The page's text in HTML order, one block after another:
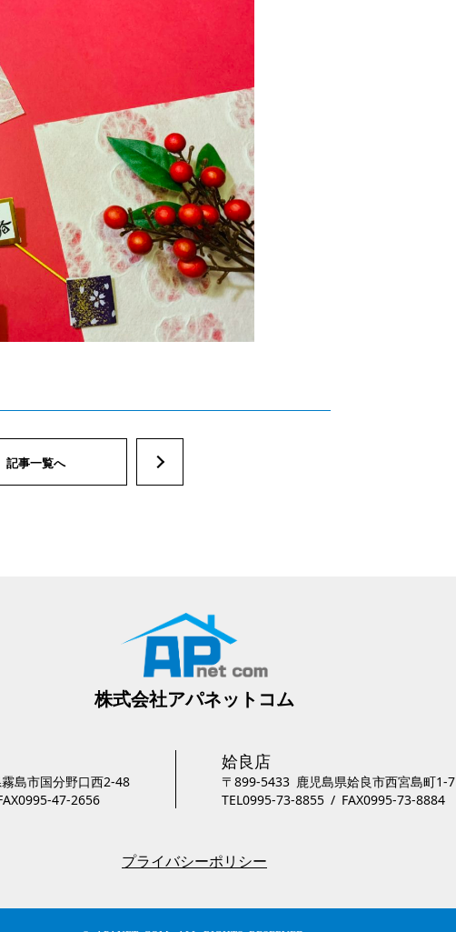
記事一覧へ
株式会社アパネットコム
島市国分野口西2-48
47-2656
姶良店
〒899-5433 鹿児島県姶良市西宮島町1-7
TEL0995-73-8855 / FAX0995-73-8884
プライバシーポリシー